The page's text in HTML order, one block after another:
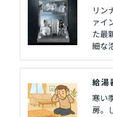
リン
ァイ
た最
細な
寒い
房。